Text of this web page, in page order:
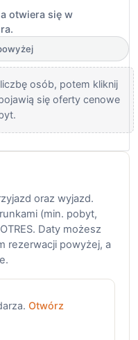
otwiera się w
osób, potem kliknij
się oferty cenowe
oraz wyjazd.
(min. pobyt,
Daty możesz
rezerwacji powyżej, a
Otwórz